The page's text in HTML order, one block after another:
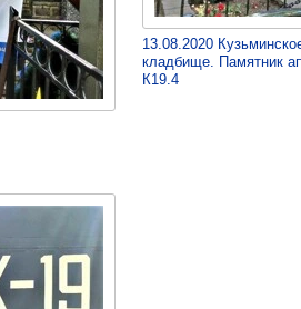
13.08.2020
кладбище. Памятник
К19.4